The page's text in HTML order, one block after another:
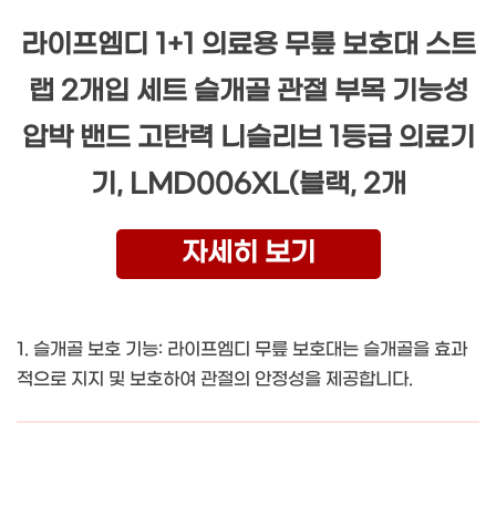
라이프엠디 1+1 의료용 무릎 보호대 스트
랩 2개입 세트 슬개골 관절 부목 기능성
압박 밴드 고탄력 니슬리브 1등급 의료기
기, LMD006XL(블랙, 2개
자세히 보기
1. 슬개골 보호 기능: 라이프엠디 무릎 보호대는 슬개골을 효과
적으로 지지 및 보호하여 관절의 안정성을 제공합니다.